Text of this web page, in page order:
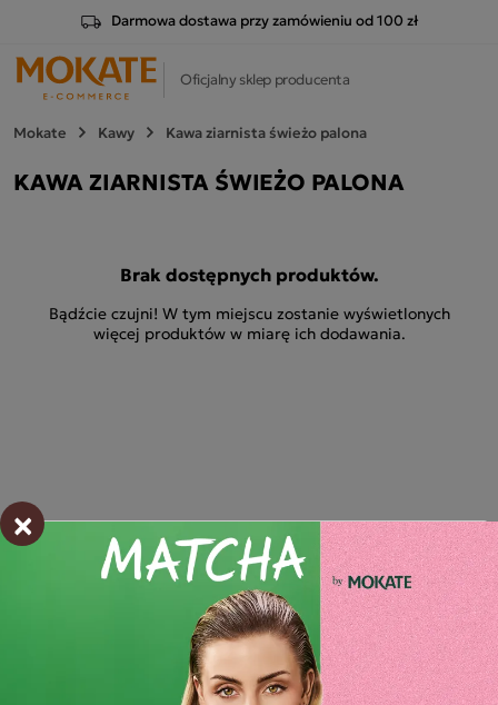
Darmowa dostawa przy zamówieniu od 100 zł
Oficjalny sklep producenta
Mokate Kawy Kawa ziarnista świeżo palona
KAWA ZIARNISTA ŚWIEŻO PALONA
Brak dostępnych produktów.
Bądźcie czujni! W tym miejscu zostanie wyświetlonych
więcej produktów w miarę ich dodawania.
×